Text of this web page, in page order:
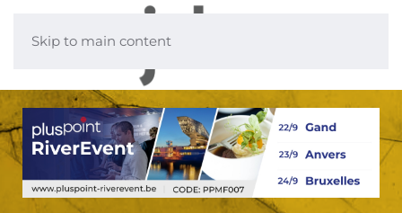
Skip to main content